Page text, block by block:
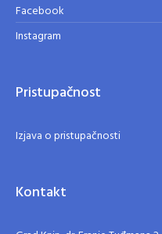
Facebook
Instagram
Pristupačnost
Izjava o pristupačnosti
Kontakt